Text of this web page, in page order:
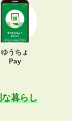
ゆうちょ
Pay
暮らし